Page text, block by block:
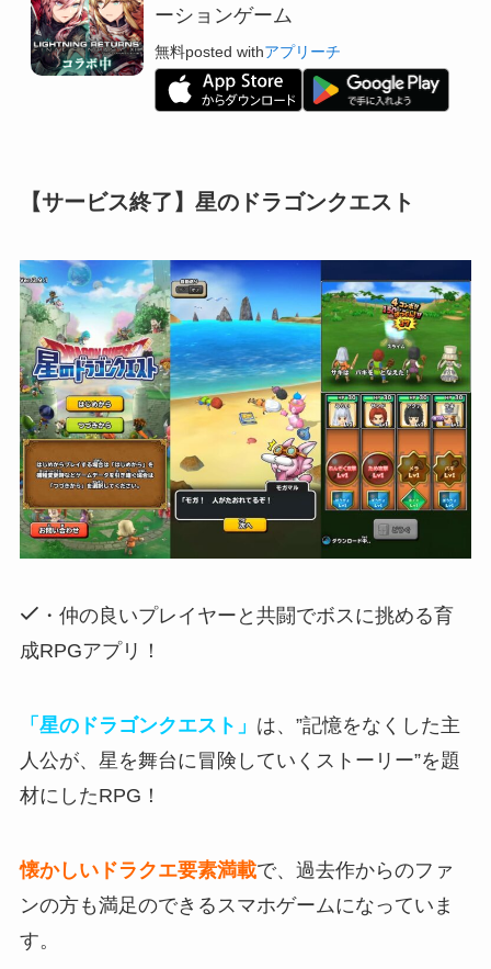
ーションゲーム
無料posted withアプリーチ
【サービス終了】星のドラゴンクエスト
・仲の良いプレイヤーと共闘でボスに挑める育
成RPGアプリ！
「星のドラゴンクエスト」 は、”記憶をなくした主
人公が、星を舞台に冒険していくストーリー”を題
材にしたRPG！
懐かしいドラクエ要素満載で、過去作からのファ
ンの方も満足のできるスマホゲームになっていま
す。